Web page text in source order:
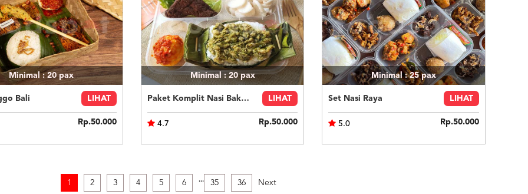
Minimal : 20pax
Bali LIHAT
Rp.50.000
Minimal : 20pax
Paket Komplit Nasi Bakar Ayam Cabe Ijo LIHAT
4.7 Rp.50.000
Minimal : 25pax
Set Nasi Raya LIHAT
5.0 Rp.50.000
1 2 3 4 5 6 ... 35 36 Next